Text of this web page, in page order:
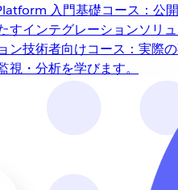
入門基礎コース：公
インテグレーションソリ
ン技術者向けコース：実際
・分析を学びます。